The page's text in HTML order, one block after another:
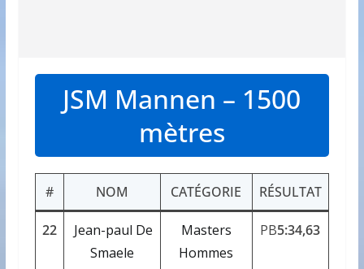
JSM Mannen – 1500
mètres
# NOM CATÉGORIE RÉSULTAT
22
Jean-paul De
Smaele
Masters
Hommes
PB5:34,63